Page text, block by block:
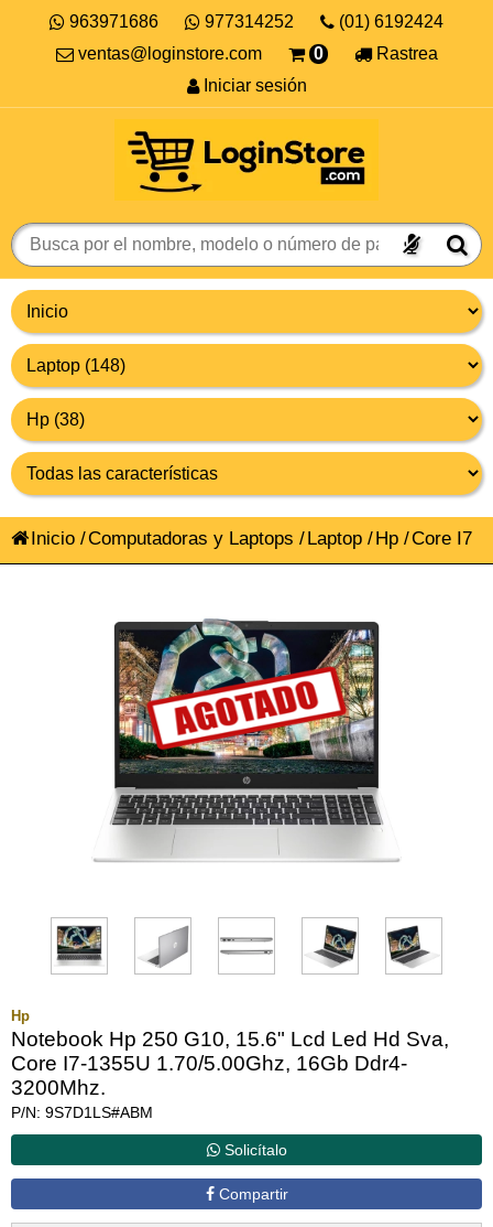
963971686 977314252
(01) 6192424
ventas@loginstore.com
0
Rastrea
Iniciar sesión
Inicio /Computadoras y Laptops /Laptop /Hp /Core I7
Hp
Notebook Hp 250 G10, 15.6" Lcd Led Hd Sva,
Core I7-1355U 1.70/5.00Ghz, 16Gb Ddr4-
3200Mhz.
P/N: 9S7D1LS#ABM
Solicítalo
Compartir